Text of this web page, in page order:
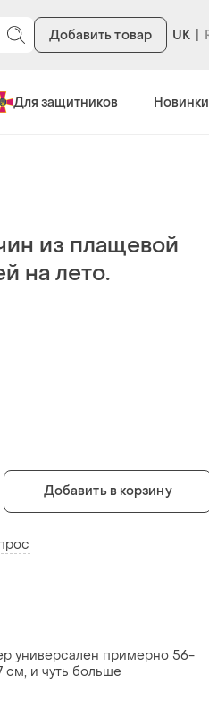
Добавить товар UK
Для защитников Новинки
из плащевой
на лето.
Добавить в корзину
универсален примерно 56-
см, и чуть больше